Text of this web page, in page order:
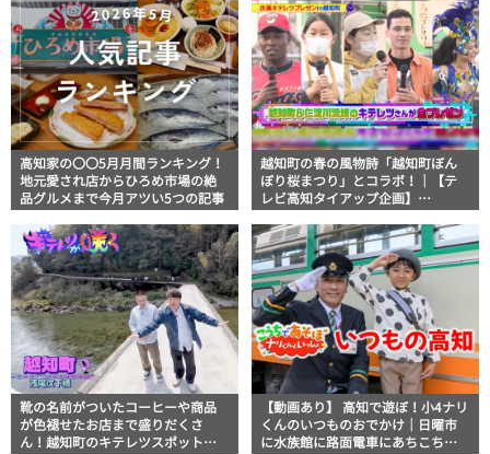
高知家の〇〇5月月間ランキング！
地元愛され店からひろめ市場の絶
品グルメまで今月アツい5つの記事
越知町の春の風物詩「越知町ぼん
ぼり桜まつり」とコラボ！｜【テ
レビ高知タイアップ企画】
靴の名前がついたコーヒーや商品
が色褪せたお店まで盛りだくさ
ん！越知町のキテレツスポット巡
【動画あり】 高知で遊ぼ！小4ナリ
くんのいつものおでかけ｜日曜市
に水族館に路面電車にあちこち巡